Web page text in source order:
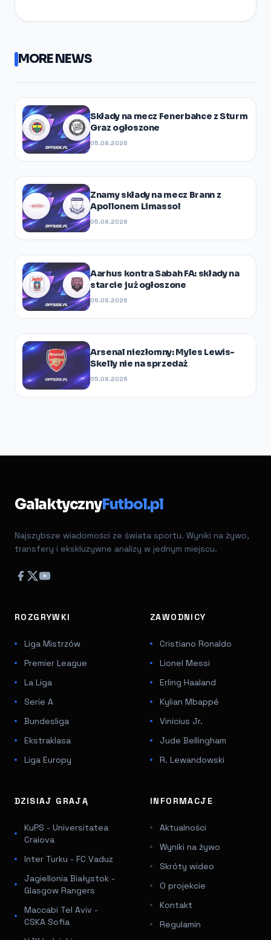
MORE NEWS
Składy na mecz Fenerbahce z Sturm
Graz ogłoszone
05.08.2026
Znamy składy na mecz Brann z
Apollonem Limassol
05.08.2026
Aarhus kontra Sabah FA: składy na
starcie już ogłoszone
05.08.2026
Arsenal niezłomny: Myles Lewis-
Skelly nie na sprzedaż
05.08.2026
GalaktycznyFutbol.pl
Najszybsze wiadomości ze świata sportu. Wyniki na żywo,
transfery i ekskluzywne analizy w jednym miejscu.
ROZGRYWKI
Liga Mistrzów
Premier League
La Liga
Serie A
Bundesliga
Ekstraklasa
Liga Europy
ZAWODNICY
Cristiano Ronaldo
Lionel Messi
Erling Haaland
Kylian Mbappé
Vinicius Jr.
Jude Bellingham
R. Lewandowski
DZISIAJ GRAJĄ
KuPS - Universitatea
Craiova
Inter Turku - FC Vaduz
Jagiellonia Białystok -
Glasgow Rangers
Maccabi Tel Aviv -
CSKA Sofia
INFORMACJE
Aktualności
Wyniki na żywo
Skróty wideo
O projekcie
Kontakt
Regulamin